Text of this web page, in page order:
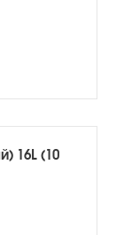
16L (10